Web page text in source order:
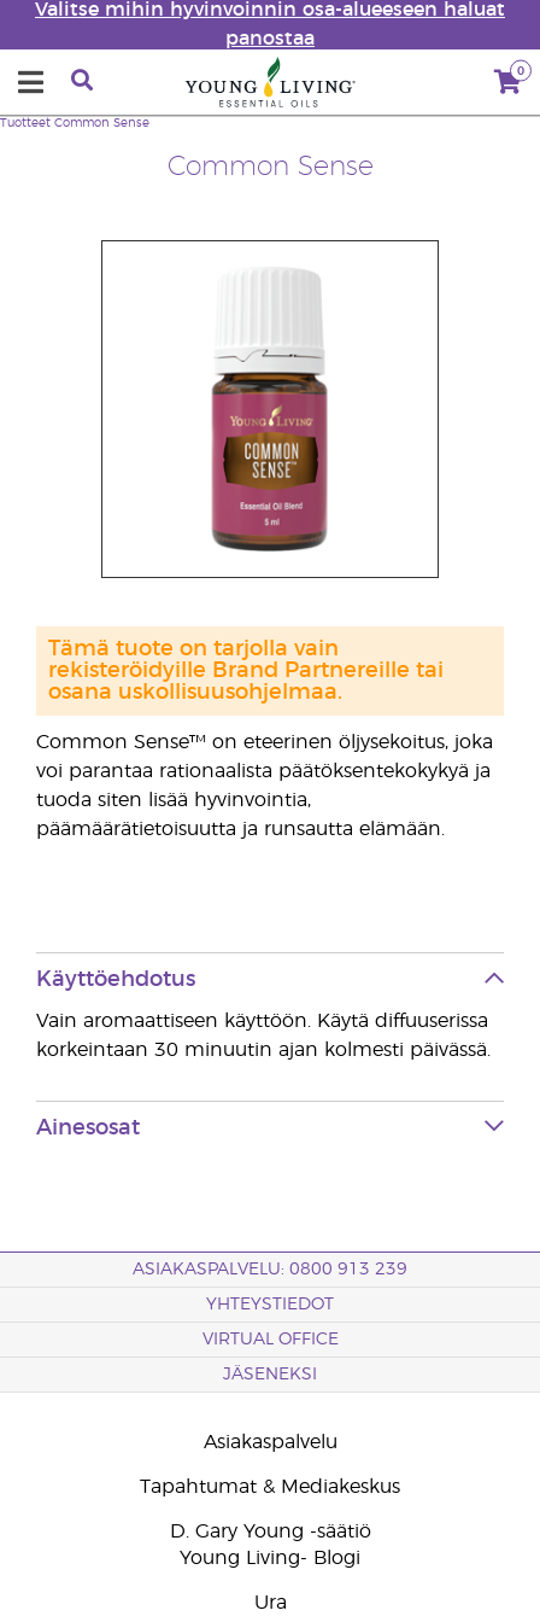
Valitse mihin hyvinvoinnin osa-alueeseen haluat
panostaa
0
Common Sense
Tuotteet Common Sense
Common Sense™ on eteerinen öljysekoitus, joka
voi parantaa rationaalista päätöksentekokykyä ja
tuoda siten lisää hyvinvointia,
päämäärätietoisuutta ja runsautta elämään.
Tämä tuote on tarjolla vain
rekisteröidyille Brand Partnereille tai
osana uskollisuusohjelmaa.
Käyttöehdotus
Vain aromaattiseen käyttöön. Käytä diffuuserissa
korkeintaan 30 minuutin ajan kolmesti päivässä.
Ainesosat
ASIAKASPALVELU: 0800 913 239
YHTEYSTIEDOT
VIRTUAL OFFICE
JÄSENEKSI
Asiakaspalvelu
Tapahtumat & Mediakeskus
D. Gary Young -säätiö
Young Living- Blogi
Ura